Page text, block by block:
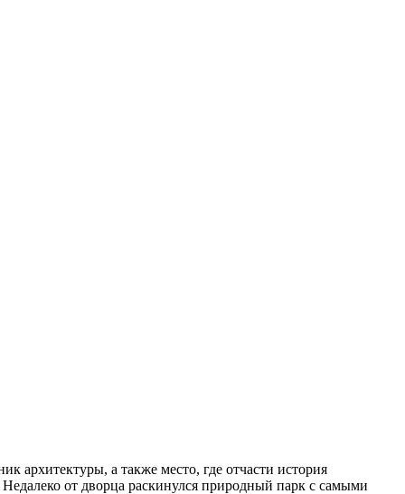
архитектуры, а также место, где отчасти история
от дворца раскинулся природный парк с самыми